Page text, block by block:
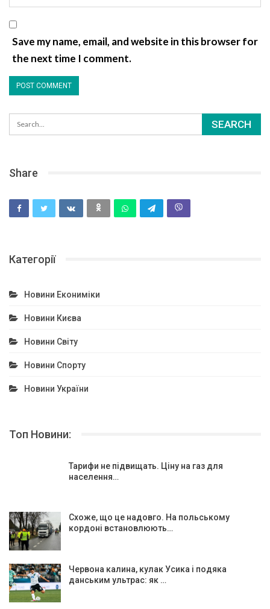
Save my name, email, and website in this browser for
the next time I comment.
Share
Категорії
Новини Екониміки
Новини Києва
Новини Світу
Новини Спорту
Новини України
Топ Новини:
Тарифи не підвищать. Ціну на газ для
населення…
Схоже, що це надовго. На польському
кордоні встановлюють…
Червона калина, кулак Усика і подяка
данським ультрас: як …